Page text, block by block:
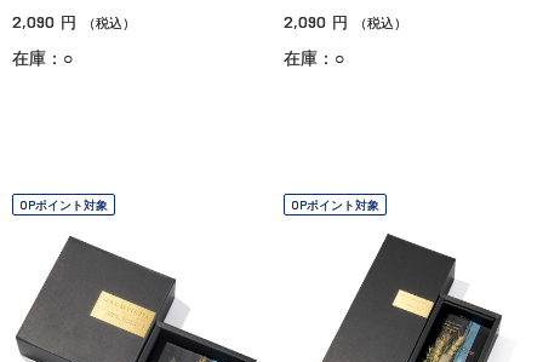
2,090 円 （税込）
在庫：○
2,090 円 （税込）
在庫：○
OPポイント対象 OPポイント対象